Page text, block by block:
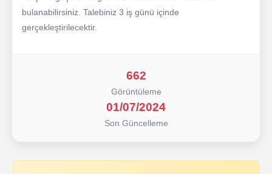
bulanabilirsiniz. Talebiniz 3 iş günü içinde
gerçekleştirilecektir.
662
Görüntüleme
01/07/2024
Son Güncelleme